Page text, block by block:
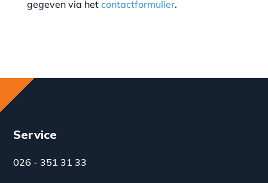
Service
026 - 351 31 33